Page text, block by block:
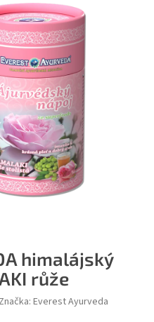
himalájský
růže
5 hvězdiček.Everest Ayurveda